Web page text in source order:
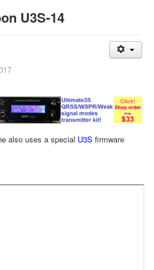
U3S-14
also uses a special U3S firmware